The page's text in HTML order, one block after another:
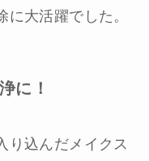
大活躍でした。
に！
り込んだメイクス